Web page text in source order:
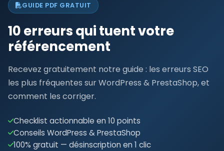
GUIDE PDF GRATUIT
10 erreurs qui tuent votre
référencement
Recevez gratuitement notre guide : les erreurs SEO
les plus fréquentes sur WordPress & PrestaShop, et
comment les corriger.
Checklist actionnable en 10 points
Conseils WordPress & PrestaShop
100% gratuit — désinscription en 1 clic